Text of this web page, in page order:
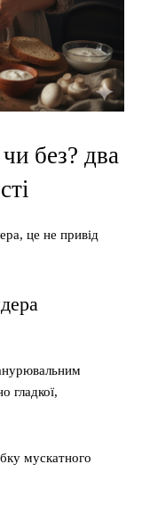
без? два
це не привід
гладкої,
мускатного